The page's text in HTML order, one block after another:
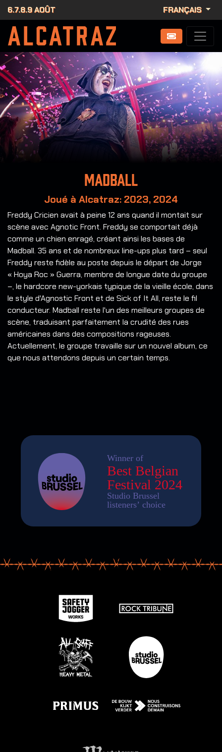
6.7.8.9 AOÛT FRANÇAIS
Madball
Joué à Alcatraz: 2023, 2024
Freddy Cricien avait à peine 12 ans quand il montait sur
scène avec Agnotic Front. Freddy se comportait déjà
comme un chien enragé, créant ainsi les bases de
Madball. 35 ans et de nombreux line-ups plus tard – seul
Freddy reste fidèle au poste depuis le départ de Jorge
« Hoya Roc » Guerra, membre de longue date du groupe
–, le hardcore new-yorkais typique de la vieille école, dans
le style d'Agnostic Front et de Sick of It All, reste le fil
conducteur. Madball reste l'un des meilleurs groupes de
scène, traduisant parfaitement la crudité des rues
américaines dans des compositions rageuses.
Actuellement, le groupe travaille sur un nouvel album, ce
que nous attendons depuis un certain temps.